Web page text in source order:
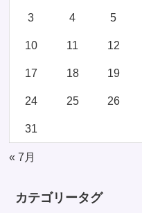
3 4 5
10 11 12
17 18 19
24 25 26
31
« 7月
カテゴリータグ